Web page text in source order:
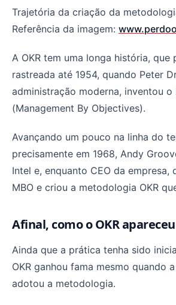
Trajetória da criação da
Referência da imagem:
A OKR tem uma longa história, que
rastreada até 1954, quando Peter
administração moderna, inventou o
(Management By Objectives).
Avançando um pouco na linha do
precisamente em 1968, Andy
Intel e, enquanto CEO da empresa,
MBO e criou a metodologia OKR
Afinal, como o OKR
Ainda que a prática tenha sido
OKR ganhou fama mesmo quando
adotou a metodologia.